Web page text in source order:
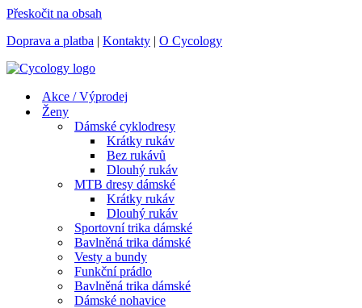
Přeskočit na obsah
Doprava a platba | Kontakty | O Cycology
Akce / Výprodej
Ženy
Dámské cyklodresy
Krátky rukáv
Bez rukávů
Dlouhý rukáv
MTB dresy dámské
Krátky rukáv
Dlouhý rukáv
Sportovní trika dámské
Bavlněná trika dámské
Vesty a bundy
Funkční prádlo
Bavlněná trika dámské
Dámské nohavice